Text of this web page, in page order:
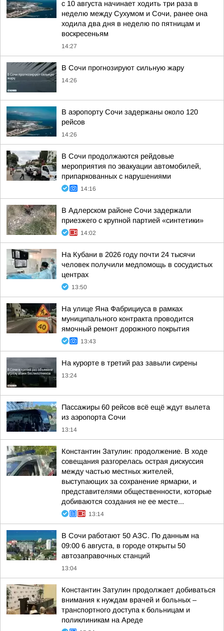
с 10 августа начинает ходить три раза в
неделю между Сухумом и Сочи, ранее она
ходила два дня в неделю по пятницам и
воскресеньям
14:27
В Сочи прогнозируют сильную жару
14:26
В аэропорту Сочи задержаны около 120
рейсов
14:26
В Сочи продолжаются рейдовые
мероприятия по эвакуации автомобилей,
припаркованных с нарушениями
14:16
В Адлерском районе Сочи задержали
приезжего с крупной партией «синтетики»
14:02
На Кубани в 2026 году почти 24 тысячи
человек получили медпомощь в сосудистых
центрах
13:50
На улице Яна Фабрициуса в рамках
муниципального контракта проводится
ямочный ремонт дорожного покрытия
13:43
На курорте в третий раз завыли сирены
13:24
Пассажиры 60 рейсов всё ещё ждут вылета
из аэропорта Сочи
13:14
Константин Затулин: продолжение. В ходе
совещания разгорелась острая дискуссия
между частью местных жителей,
выступающих за сохранение ярмарки, и
представителями общественности, которые
добиваются создания не ее месте...
13:14
В Сочи работают 50 АЗС. По данным на
09:00 6 августа, в городе открыты 50
автозаправочных станций
13:04
Константин Затулин продолжает добиваться
внимания к нуждам врачей и больных –
транспортного доступа к больницам и
поликлиникам на Ареде